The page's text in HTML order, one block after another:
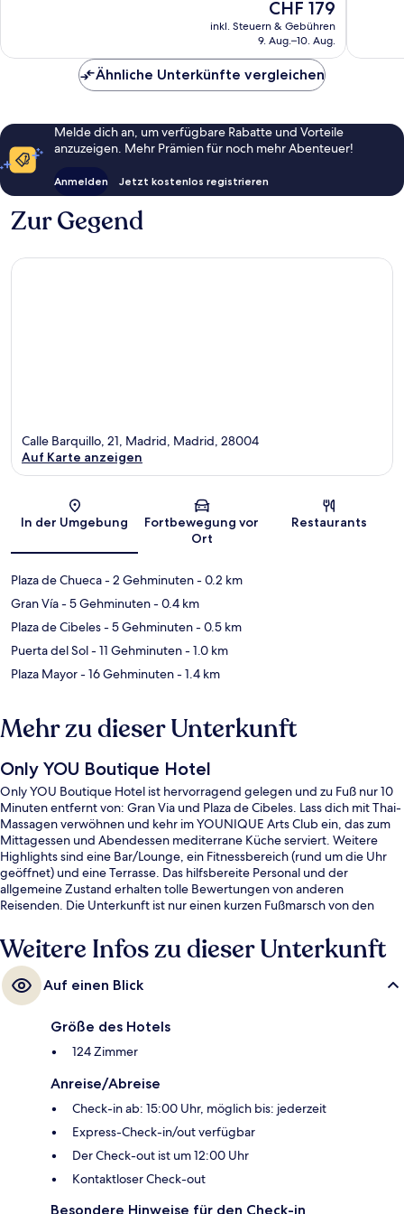
Der
Preis
beträgt
CHF 179
inkl. Steuern & Gebühren
9. Aug.–10. Aug.
Ähnliche Unterkünfte vergleichen
Melde dich an, um verfügbare Rabatte und Vorteile
anzuzeigen. Mehr Prämien für noch mehr Abenteuer!
Anmelden Jetzt kostenlos registrieren
Zur Gegend
Karte
Calle Barquillo, 21, Madrid, Madrid, 28004
Auf Karte anzeigen
In der Umgebung
Fortbewegung vor
Ort
Restaurants
Plaza de Chueca- 2 Gehminuten- 0.2 km
Gran Vía- 5 Gehminuten- 0.4 km
Plaza de Cibeles- 5 Gehminuten- 0.5 km
Puerta del Sol- 11 Gehminuten- 1.0 km
Plaza Mayor- 16 Gehminuten- 1.4 km
Mehr zu dieser Unterkunft
Only YOU Boutique Hotel
Only YOU Boutique Hotel ist hervorragend gelegen und zu Fuß nur 10
Minuten entfernt von: Gran Via und Plaza de Cibeles. Lass dich mit Thai-
Massagen verwöhnen und kehr im YOUNIQUE Arts Club ein, das zum
Mittagessen und Abendessen mediterrane Küche serviert. Weitere
Highlights sind eine Bar/Lounge, ein Fitnessbereich (rund um die Uhr
geöffnet) und eine Terrasse. Das hilfsbereite Personal und der
allgemeine Zustand erhalten tolle Bewertungen von anderen
Reisenden. Die Unterkunft ist nur einen kurzen Fußmarsch von den
(Metrostation Chueca) bzw. 6 Minuten (Metrostation Banco de España).
Weitere Infos zu dieser Unterkunft
Auf einen Blick
Größe des Hotels
124 Zimmer
Anreise/Abreise
Check-in ab: 15:00 Uhr, möglich bis: jederzeit
Express-Check-in/out verfügbar
Der Check-out ist um 12:00 Uhr
Kontaktloser Check-out
Besondere Hinweise für den Check-in